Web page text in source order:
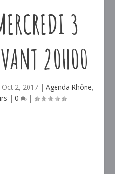
3
20H00
Oct 2, 2017 | Agenda Rhône,
| 0 |